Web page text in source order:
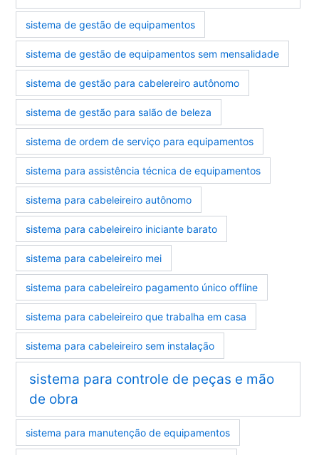
sistema de gestão de equipamentos
sistema de gestão de equipamentos sem mensalidade
sistema de gestão para cabelereiro autônomo
sistema de gestão para salão de beleza
sistema de ordem de serviço para equipamentos
sistema para assistência técnica de equipamentos
sistema para cabeleireiro autônomo
sistema para cabeleireiro iniciante barato
sistema para cabeleireiro mei
sistema para cabeleireiro pagamento único offline
sistema para cabeleireiro que trabalha em casa
sistema para cabeleireiro sem instalação
sistema para controle de peças e mão
de obra
sistema para manutenção de equipamentos